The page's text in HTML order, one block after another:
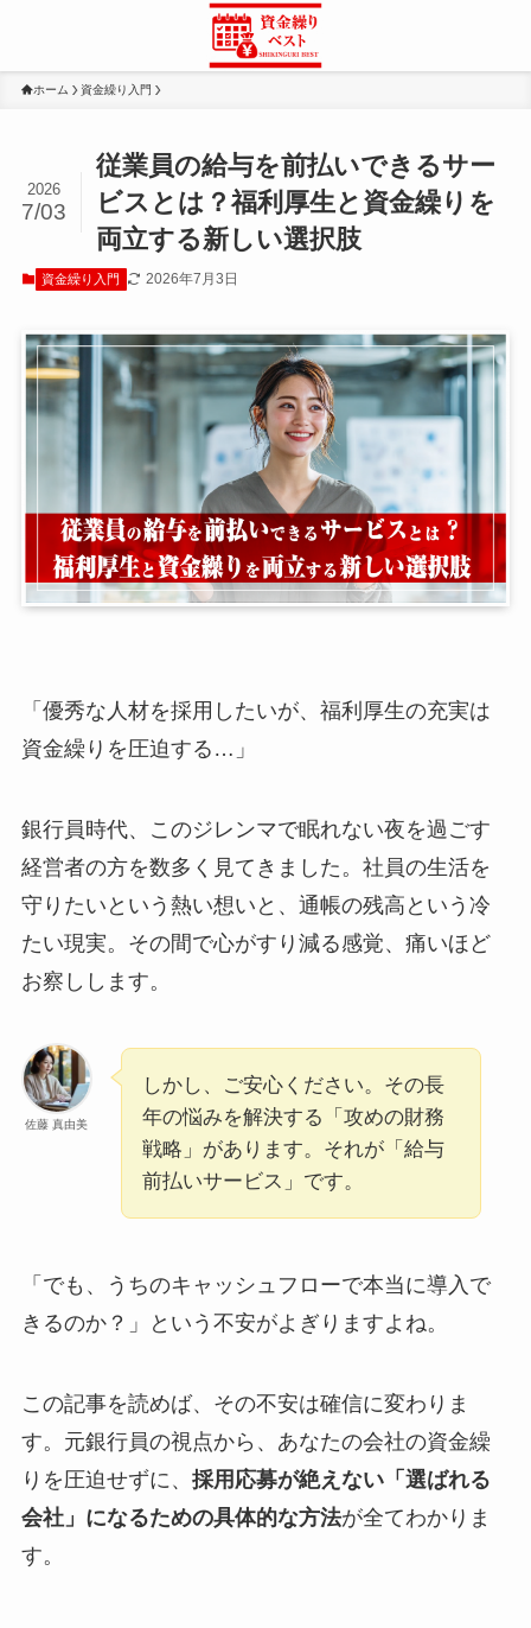
ホーム 資金繰り入門
従業員の給与を前払いできるサー
ビスとは？福利厚生と資金繰りを
両立する新しい選択肢
2026
7/03
資金繰り入門 2026年7月3日
「優秀な人材を採用したいが、福利厚生の充実は
資金繰りを圧迫する…」
銀行員時代、このジレンマで眠れない夜を過ごす
経営者の方を数多く見てきました。社員の生活を
守りたいという熱い想いと、通帳の残高という冷
たい現実。その間で心がすり減る感覚、痛いほど
お察しします。
佐藤 真由美
しかし、ご安心ください。その長
年の悩みを解決する「攻めの財務
戦略」があります。それが「給与
前払いサービス」です。
「でも、うちのキャッシュフローで本当に導入で
きるのか？」という不安がよぎりますよね。
この記事を読めば、その不安は確信に変わりま
す。元銀行員の視点から、あなたの会社の資金繰
りを圧迫せずに、 採用応募が絶えない「選ばれる
会社」になるための具体的な方法が全てわかりま
す。